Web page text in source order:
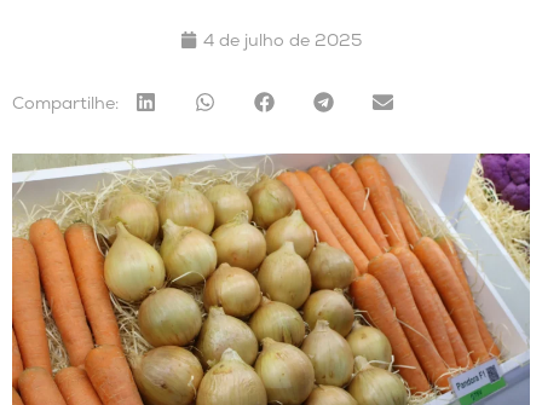
4 de julho de 2025
Compartilhe: